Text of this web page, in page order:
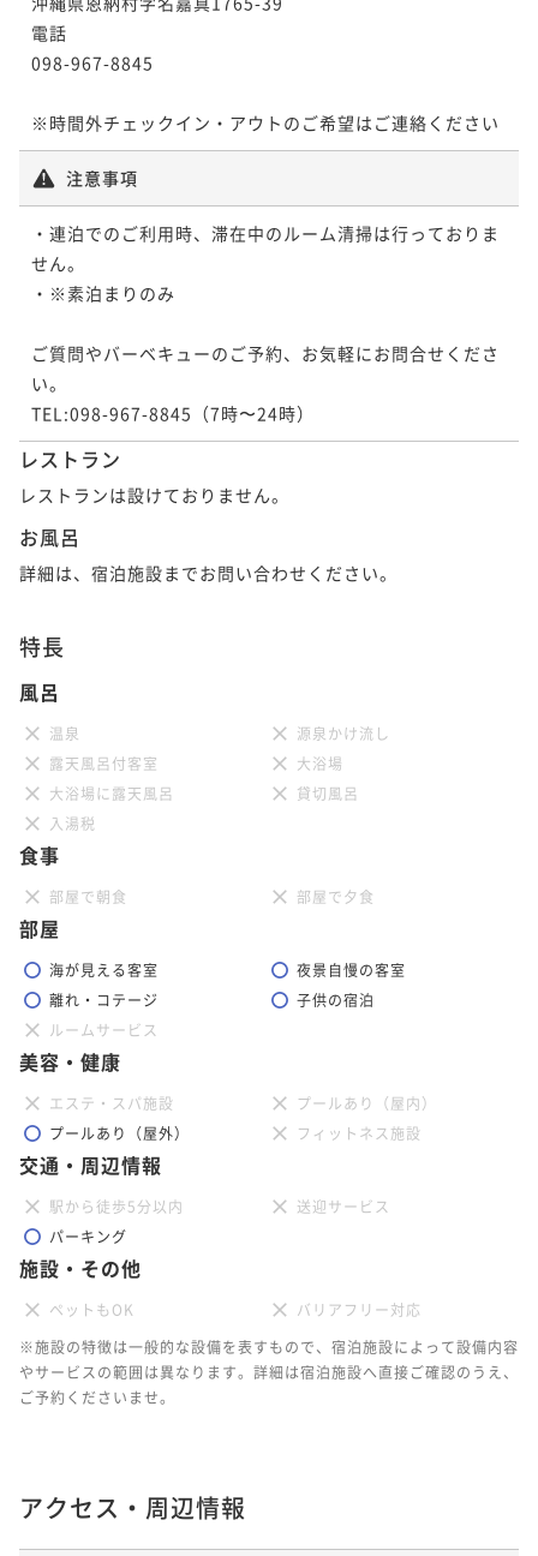
電話
098-967-8845
※時間外チェックイン・アウトのご希望はご連絡ください
注意事項
・連泊でのご利用時、滞在中のルーム清掃は行っておりま
せん。
・※素泊まりのみ
ご質問やバーベキューのご予約、お気軽にお問合せくださ
い。
TEL:098-967-8845（7時〜24時）
レストラン
レストランは設けておりません。
お風呂
詳細は、宿泊施設までお問い合わせください。
特長
風呂
温泉
源泉かけ流し
露天風呂付客室
大浴場
大浴場に露天風呂
貸切風呂
入湯税
食事
部屋で朝食 部屋で夕食
部屋
海が見える客室
夜景自慢の客室
離れ・コテージ
子供の宿泊
ルームサービス
美容・健康
エステ・スパ施設
プールあり（屋内）
プールあり（屋外）
フィットネス施設
交通・周辺情報
駅から徒歩5分以内
送迎サービス
パーキング
施設・その他
ペットもOK
バリアフリー対応
※施設の特徴は一般的な設備を表すもので、宿泊施設によって設備内容
やサービスの範囲は異なります。詳細は宿泊施設へ直接ご確認のうえ、
ご予約くださいませ。
アクセス・周辺情報